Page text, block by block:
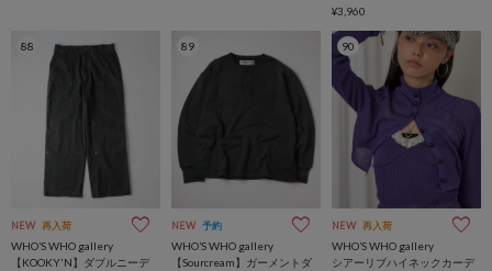
¥3,960
88
NEW 再入荷
WHO’S WHO gallery
【KOOKY'N】ダブルニーデ
89
NEW 予約
WHO’S WHO gallery
【Sourcream】ガーメントダ
90
NEW 再入荷
WHO’S WHO gallery
シアーリブハイネックカーデ